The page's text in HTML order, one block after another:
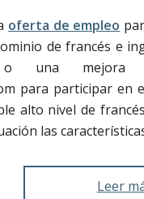
oferta de empleo
de francés e
o una mejora
para participar en
alto nivel de
las
Leer